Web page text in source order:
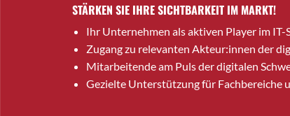
STÄRKEN SIE IHRE SICHTBARKEIT IM MARKT!
Ihr Unternehmen als aktiven Player im IT-
Zugang zu relevanten Akteur:innen der
Mitarbeitende am Puls der digitalen
Gezielte Unterstützung für Fachbereiche